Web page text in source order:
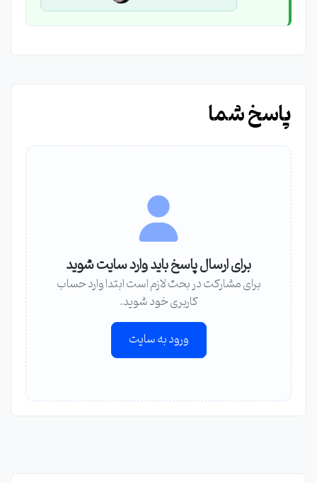
پاسخ شما
برای ارسال پاسخ باید وارد سایت شوید
برای مشارکت در بحث لازم است ابتدا وارد حساب
کاربری خود شوید.
ورود به سایت